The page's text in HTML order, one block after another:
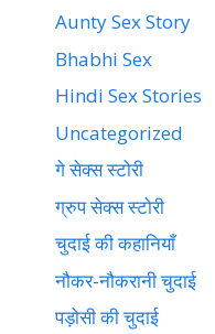
Aunty Sex Story
Bhabhi Sex
Hindi Sex Stories
Uncategorized
गे सेक्स स्टोरी
ग्रुप सेक्स स्टोरी
चुदाई की कहानियाँ
नौकर-नौकरानी चुदाई
पड़ोसी की चुदाई